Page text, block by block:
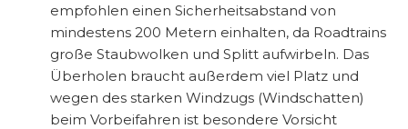
empfohlen einen Sicherheitsabstand von
mindestens 200 Metern einhalten, da Roadtrains
große Staubwolken und Splitt aufwirbeln. Das
Überholen braucht außerdem viel Platz und
wegen des starken Windzugs (Windschatten)
beim Vorbeifahren ist besondere Vorsicht